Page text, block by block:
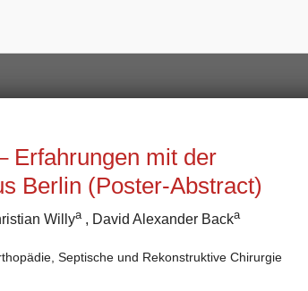
Erfahrungen mit der
Berlin (Poster-Abstract)
Willya , David Alexander Backa
Septische und Rekonstruktive Chirurgie